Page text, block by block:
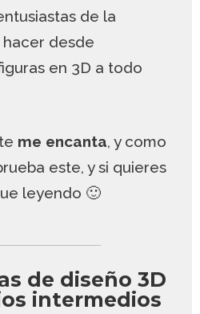
de la
hacer desde
en 3D a todo
me encanta, y como
este, y si quieres
leyendo 🙂
de diseño 3D
intermedios